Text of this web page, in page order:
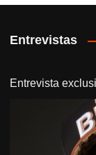
Entrevistas
Entrevista